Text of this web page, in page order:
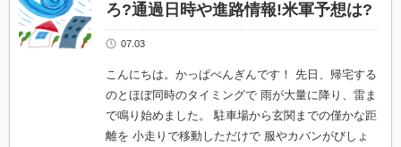
ろ?通過日時や進路情報!米軍予想は?
07.03
こんにちは。かっぱぺんぎんです！ 先日、帰宅する
のとほぼ同時のタイミングで 雨が大量に降り、雷ま
で鳴り始めました。 駐車場から玄関までの僅かな距
離を 小走りで移動しただけで 服やカバンがびしょ